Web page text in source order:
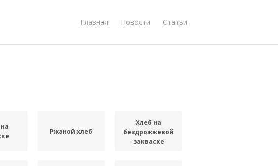
Главная Новости Статьи
Ржаной хлеб
Хлеб на
бездрожжевой
закваске